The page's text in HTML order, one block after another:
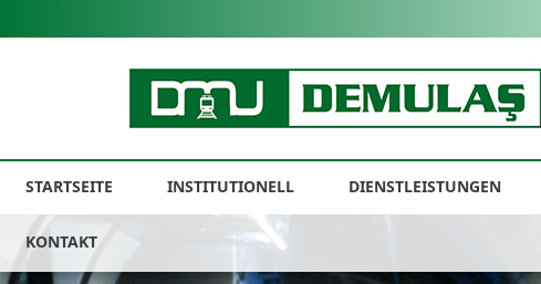
STARTSEITE INSTITUTIONELL DIENSTLEISTUNGEN
KONTAKT